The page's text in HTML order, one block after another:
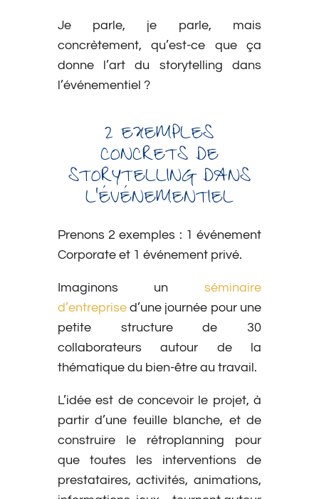
Je parle, je parle, mais
concrètement, qu’est-ce que ça
donne l’art du storytelling dans
l’événementiel ?
2 EXEMPLES
CONCRETS DE
STORYTELLING DANS
L’ÉVÉNEMENTIEL
Prenons 2 exemples : 1 événement
Corporate et 1 événement privé.
Imaginons unséminaire
d’entreprised’une journée pour une
petite structure de 30
collaborateurs autour de la
thématique du bien-être au travail.
L’idée est de concevoir le projet, à
partir d’une feuille blanche, et de
construire le rétroplanning pour
que toutes les interventions de
prestataires, activités, animations,